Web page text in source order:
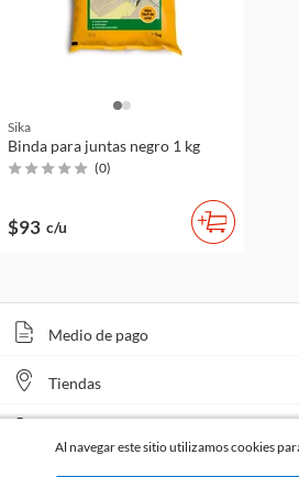
Sika
Binda para juntas negro 1 kg
(0)
$93 c/u
Medio de pago
Tiendas
Al navegar este sitio utilizamos cookies